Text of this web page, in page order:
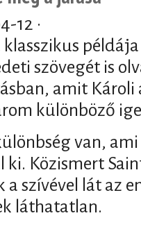
12 ·
klasszikus
szövegét is
amit Károli
különböző
van,
Közismert
a szívével lát az
láthatatlan.